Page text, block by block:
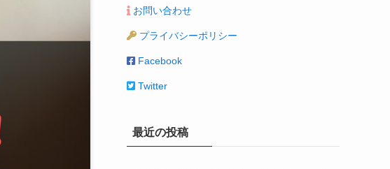
お問い合わせ
プライバシーポリシー
Facebook
Twitter
最近の投稿